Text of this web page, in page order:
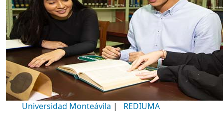
Universidad Monteávila | REDIUMA